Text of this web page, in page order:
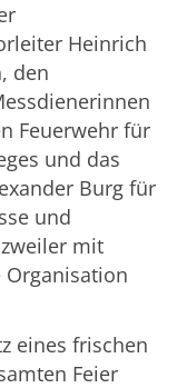
Heinrich
den
Feuerwehr für
und das
Burg für
und
mit
eines frischen
Feier